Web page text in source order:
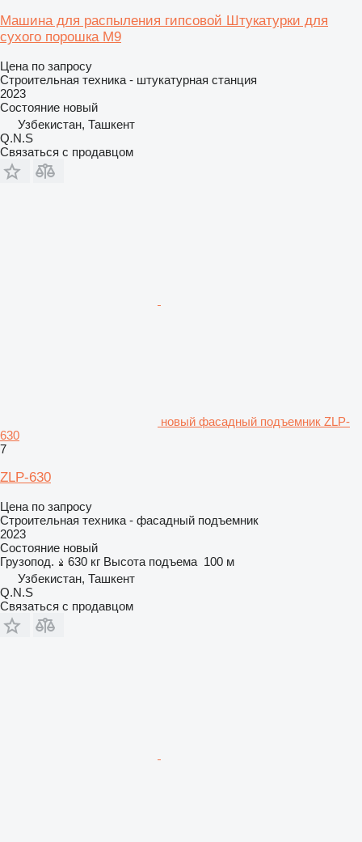
Машина для распыления гипсовой Штукатурки для
сухого порошка M9
Цена по запросу
Строительная техника - штукатурная станция
2023
Состояние новый
Узбекистан, Ташкент
Q.N.S
Связаться с продавцом
новый фасадный подъемник ZLP-
630
7
ZLP-630
Цена по запросу
Строительная техника - фасадный подъемник
2023
Состояние новый
Грузопод.
630 кг Высота подъема 100 м
Узбекистан, Ташкент
Q.N.S
Связаться с продавцом